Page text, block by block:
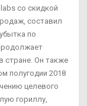
со скидкой
составил
по
стране. Он также
полугодии 2018
целевого
гориллу,